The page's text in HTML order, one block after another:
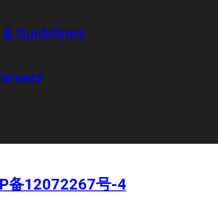
& Guidelines
备12072267号-4